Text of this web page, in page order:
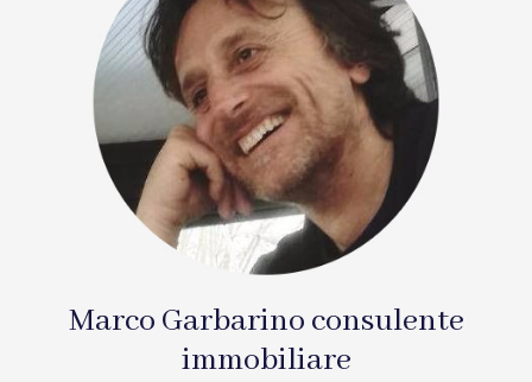
Marco Garbarino consulente
immobiliare